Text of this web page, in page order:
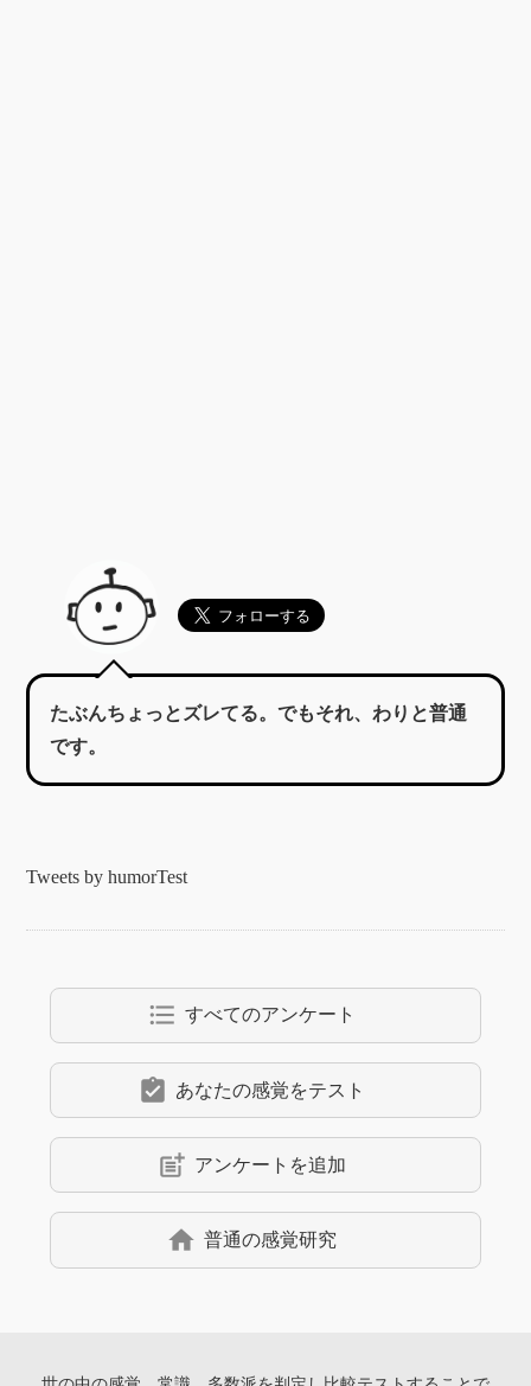
たぶんちょっとズレてる。でもそれ、わりと普通
です。
Tweets by humorTest
format_list_bulleted すべてのアンケート
assignment_turned_in あなたの感覚をテスト
post_add アンケートを追加
home 普通の感覚研究